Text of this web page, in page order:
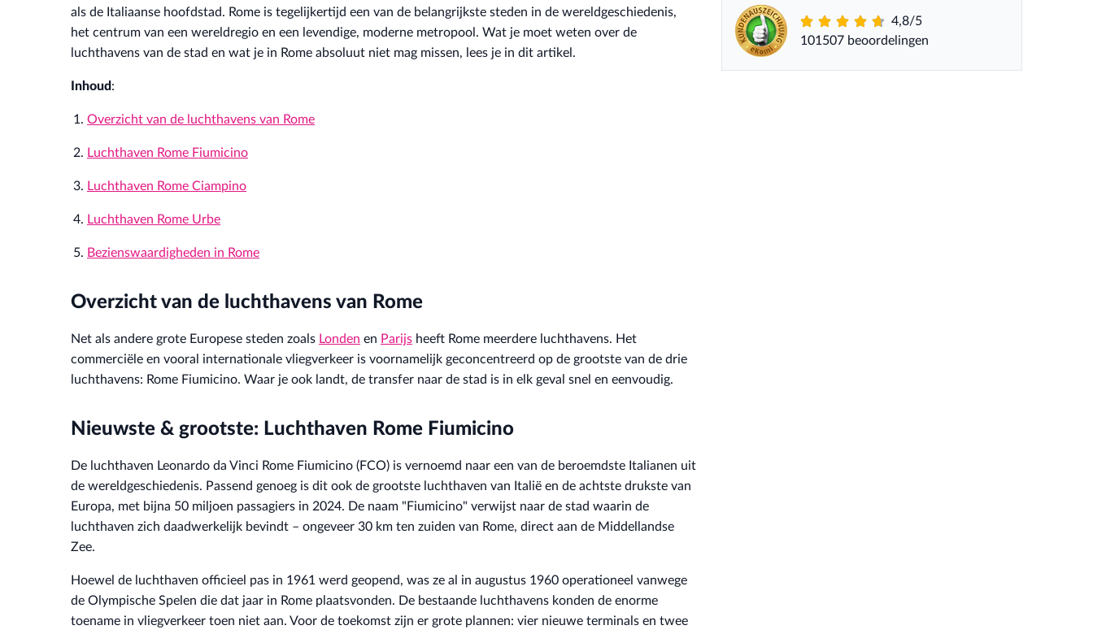
als de Italiaanse hoofdstad. Rome is tegelijkertijd een van de belangrijkste steden in de wereldgeschiedenis,
het centrum van een wereldregio en een levendige, moderne metropool. Wat je moet weten over de
luchthavens van de stad en wat je in Rome absoluut niet mag missen, lees je in dit artikel.
Inhoud:
Overzicht van de luchthavens van Rome
Luchthaven Rome Fiumicino
Luchthaven Rome Ciampino
Luchthaven Rome Urbe
Bezienswaardigheden in Rome
Overzicht van de luchthavens van Rome
Net als andere grote Europese steden zoals Londen en Parijs heeft Rome meerdere luchthavens. Het
commerciële en vooral internationale vliegverkeer is voornamelijk geconcentreerd op de grootste van de drie
luchthavens: Rome Fiumicino. Waar je ook landt, de transfer naar de stad is in elk geval snel en eenvoudig.
Nieuwste & grootste: Luchthaven Rome Fiumicino
De luchthaven Leonardo da Vinci Rome Fiumicino (FCO) is vernoemd naar een van de beroemdste Italianen uit
de wereldgeschiedenis. Passend genoeg is dit ook de grootste luchthaven van Italië en de achtste drukste van
Europa, met bijna 50 miljoen passagiers in 2024. De naam "Fiumicino" verwijst naar de stad waarin de
luchthaven zich daadwerkelijk bevindt – ongeveer 30 km ten zuiden van Rome, direct aan de Middellandse
Zee.
Hoewel de luchthaven officieel pas in 1961 werd geopend, was ze al in augustus 1960 operationeel vanwege
de Olympische Spelen die dat jaar in Rome plaatsvonden. De bestaande luchthavens konden de enorme
toename in vliegverkeer toen niet aan. Voor de toekomst zijn er grote plannen: vier nieuwe terminals en twee
4,8/5
101507 beoordelingen